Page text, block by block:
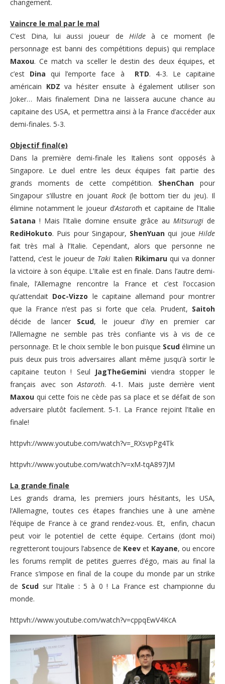
changement.
Vaincre le mal par le mal
C’est Dina, lui aussi joueur de Hildeà ce moment (le
personnage est banni des compétitions depuis) qui remplace
Maxou. Ce match va sceller le destin des deux équipes, et
c’est Dina qui l’emporte face à RTD. 4-3. Le capitaine
américain KDZ va hésiter ensuite à également utiliser son
Joker… Mais finalement Dina ne laissera aucune chance au
capitaine des USA, et permettra ainsi à la France d’accéder aux
demi-finales. 5-3.
Objectif final(e)
Dans la première demi-finale les Italiens sont opposés à
Singapore. Le duel entre les deux équipes fait partie des
grands moments de cette compétition. ShenChan pour
Singapour s’illustre en jouant Rock(le bottom tier du jeu). Il
élimine notamment le joueur d’Astaroth et capitaine de l’Italie
Satana ! Mais l’Italie domine ensuite grâce au Mitsurugi de
RediHokuto. Puis pour Singapour, ShenYuan qui joueHilde
fait très mal à l’Italie. Cependant, alors que personne ne
l’attend, c’est le joueur de Taki Italien Rikimaru qui va donner
la victoire à son équipe. L’Italie est en finale. Dans l’autre demi-
finale, l’Allemagne rencontre la France et c’est l’occasion
qu’attendait Doc-Vizzo le capitaine allemand pour montrer
que la France n’est pas si forte que cela. Prudent, Saitoh
décide de lancer Scud, le joueur d’Ivy en premier car
l’Allemagne ne semble pas très confiante vis à vis de ce
personnage. Et le choix semble le bon puisque Scud élimine un
puis deux puis trois adversaires allant même jusqu’à sortir le
capitaine teuton ! Seul JagTheGemini viendra stopper le
français avec sonAstaroth. 4-1. Mais juste derrière vient
Maxou qui cette fois ne cède pas sa place et se défait de son
adversaire plutôt facilement. 5-1. La France rejoint l’Italie en
finale!
httpvh://www.youtube.com/watch?v=_RXsvpPg4Tk
httpvh://www.youtube.com/watch?v=xM-tqA897JM
La grande finale
Les grands drama, les premiers jours hésitants, les USA,
l’Allemagne, toutes ces étapes franchies une à une amène
l’équipe de France à ce grand rendez-vous. Et, enfin, chacun
peut voir le potentiel de cette équipe. Certains (dont moi)
regretteront toujours l’absence de Keev et Kayane, ou encore
les forums remplit de petites guerres d’égo, mais au final la
France s’impose en final de la coupe du monde par un strike
de Scud sur l’Italie : 5 à 0 ! La France est championne du
monde.
httpvh://www.youtube.com/watch?v=cppqEwV4KcA